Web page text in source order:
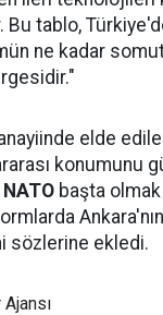
Bu tablo,
ne kadar
elde
konumunu
NATO başta
sözlerine ekledi.